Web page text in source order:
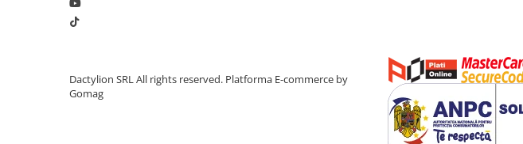
Dactylion SRL All rights reserved. Platforma E-commerce by
Gomag